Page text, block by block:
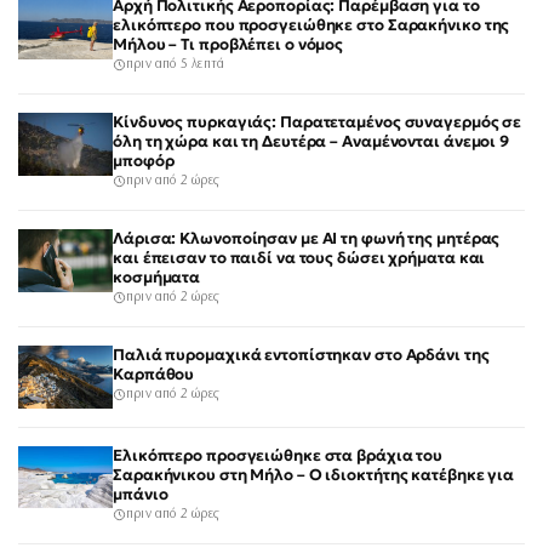
Αρχή Πολιτικής Αεροπορίας: Παρέμβαση για το
ελικόπτερο που προσγειώθηκε στο Σαρακήνικο της
Μήλου – Τι προβλέπει ο νόμος
πριν από 5 λεπτά
Κίνδυνος πυρκαγιάς: Παρατεταμένος συναγερμός σε
όλη τη χώρα και τη Δευτέρα – Αναμένονται άνεμοι 9
μποφόρ
πριν από 2 ώρες
Λάρισα: Κλωνοποίησαν με AI τη φωνή της μητέρας
και έπεισαν το παιδί να τους δώσει χρήματα και
κοσμήματα
πριν από 2 ώρες
Παλιά πυρομαχικά εντοπίστηκαν στο Αρδάνι της
Καρπάθου
πριν από 2 ώρες
Ελικόπτερο προσγειώθηκε στα βράχια του
Σαρακήνικου στη Μήλο – Ο ιδιοκτήτης κατέβηκε για
μπάνιο
πριν από 2 ώρες